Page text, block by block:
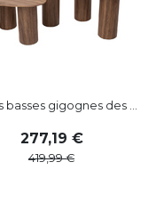
basses gigognes des ...
277,19
419,99